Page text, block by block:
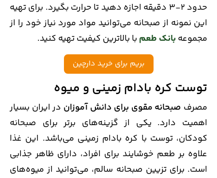
حدود ۲-۳ دقیقه اجازه دهید تا حرارت بگیرد. برای تهیه
این نمونه از صبحانه می‌توانید مواد مورد نیاز خود را از
مجموعه بانک طعم با بالاترین کیفیت تهیه کنید.
بریم برای خرید دارچین
توست کره بادام زمینی و میوه
مصرف صبحانه مقوی برای دانش آموزان در ایران بسیار
اهمیت دارد. یکی از گزینه‌های برتر برای صبحانه
کودکان، توست با کره بادام زمینی می‌باشد. این غذا
علاوه بر طعم خوشایند برای افراد، دارای ظاهر جذابی
است. برای تزیین صبحانه سالم، می‌توانید از میوه‌های